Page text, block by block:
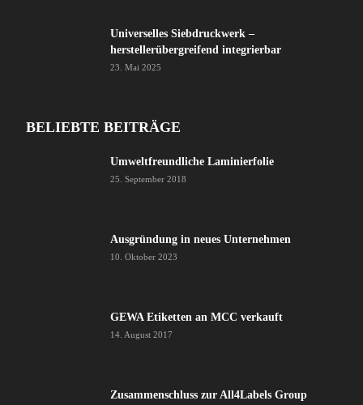
Universelles Siebdruckwerk –
herstellerübergreifend integrierbar
23. Mai 2025
BELIEBTE BEITRÄGE
Umweltfreundliche Laminierfolie
25. September 2018
Ausgründung in neues Unternehmen
10. Oktober 2023
GEWA Etiketten an MCC verkauft
14. August 2017
Zusammenschluss zur All4Labels Group